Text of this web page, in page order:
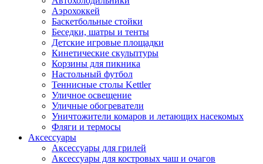
Аэрохоккей
Баскетбольные стойки
Беседки, шатры и тенты
Детские игровые площадки
Кинетические скульптуры
Корзины для пикника
Настольный футбол
Теннисные столы Kettler
Уличное освещение
Уличные обогреватели
Уничтожители комаров и летающих насекомых
Фляги и термосы
Аксессуары
Аксессуары для грилей
Аксессуары для костровых чаш и очагов